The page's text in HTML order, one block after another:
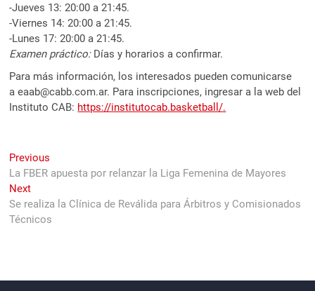
-Jueves 13: 20:00 a 21:45.
-Viernes 14: 20:00 a 21:45.
-Lunes 17: 20:00 a 21:45.
Examen práctico:Días y horarios a confirmar.
Para más información, los interesados pueden comunicarse
a eaab@cabb.com.ar. Para inscripciones, ingresar a la web del
Instituto CAB: https://institutocab.basketball/.
Navegación
de
entradas
Previous
post:
La FBER apuesta por relanzar la Liga Femenina de Mayores
NextNext
post:
Se realiza la Clínica de Reválida para Árbitros y Comisionados
Técnicos